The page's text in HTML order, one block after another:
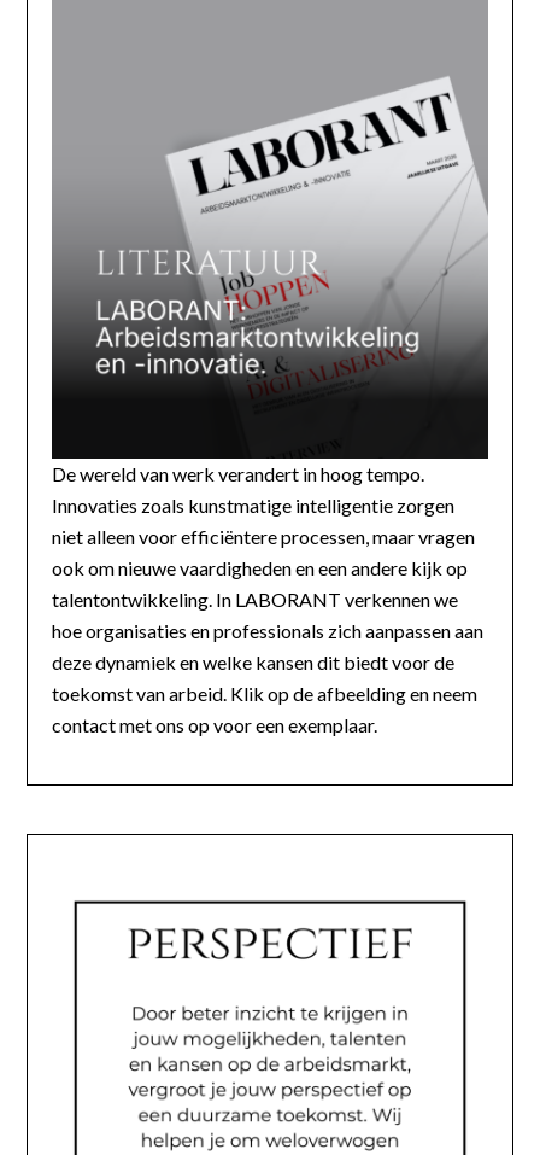
De wereld van werk verandert in hoog tempo.
Innovaties zoals kunstmatige intelligentie zorgen
niet alleen voor efficiëntere processen, maar vragen
ook om nieuwe vaardigheden en een andere kijk op
talentontwikkeling. In LABORANT verkennen we
hoe organisaties en professionals zich aanpassen aan
deze dynamiek en welke kansen dit biedt voor de
toekomst van arbeid. Klik op de afbeelding en neem
contact met ons op voor een exemplaar.